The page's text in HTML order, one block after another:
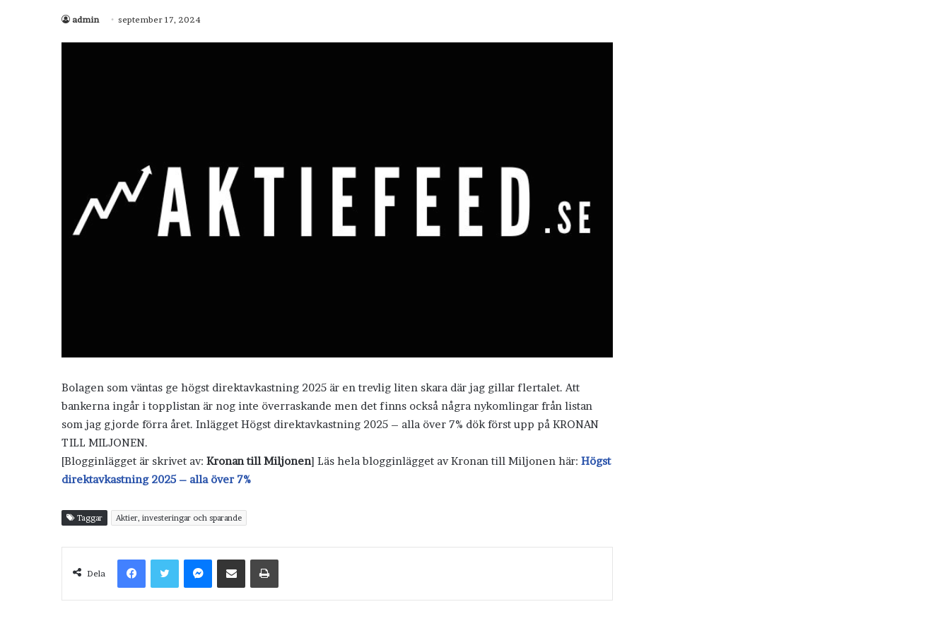
admin september 17, 2024
Bolagen som väntas ge högst direktavkastning 2025 är en trevlig liten skara där jag gillar flertalet. Att
bankerna ingår i topplistan är nog inte överraskande men det finns också några nykomlingar från listan
som jag gjorde förra året. Inlägget Högst direktavkastning 2025 – alla över 7% dök först upp på KRONAN
TILL MILJONEN.
[Blogginlägget är skrivet av: Kronan till Miljonen] Läs hela blogginlägget av Kronan till Miljonen här: Högst
direktavkastning 2025 – alla över 7%
Taggar Aktier, investeringar och sparande
Dela
FacebookTwitterMessenger
Dela via e-post Skriv ut